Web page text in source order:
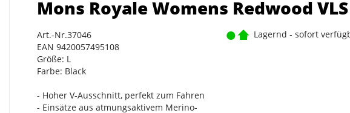
Mons Royale Womens Redwood VLS
Art.-Nr.37046
EAN 9420057495108
Größe: L
Farbe: Black
- Hoher V-Ausschnitt, perfekt zum Fahren
- Einsätze aus atmungsaktivem Merino-
Lagernd - sofort